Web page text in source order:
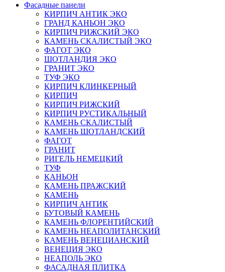
Фасадные панели
КИРПИЧ АНТИК ЭКО
ГРАНД КАНЬОН ЭКО
КИРПИЧ РИЖСКИЙ ЭКО
КАМЕНЬ СКАЛИСТЫЙ ЭКО
ФАГОТ ЭКО
ШОТЛАНДИЯ ЭКО
ГРАНИТ ЭКО
ТУФ ЭКО
КИРПИЧ КЛИНКЕРНЫЙ
КИРПИЧ
КИРПИЧ РИЖСКИЙ
КИРПИЧ РУСТИКАЛЬНЫЙ
КАМЕНЬ СКАЛИСТЫЙ
КАМЕНЬ ШОТЛАНДСКИЙ
ФАГОТ
ГРАНИТ
РИГЕЛЬ НЕМЕЦКИЙ
ТУФ
КАНЬОН
КАМЕНЬ ПРАЖСКИЙ
КАМЕНЬ
КИРПИЧ АНТИК
БУТОВЫЙ КАМЕНЬ
КАМЕНЬ ФЛОРЕНТИЙСКИЙ
КАМЕНЬ НЕАПОЛИТАНСКИЙ
КАМЕНЬ ВЕНЕЦИАНСКИЙ
ВЕНЕЦИЯ ЭКО
НЕАПОЛЬ ЭКО
ФАСАДНАЯ ПЛИТКА